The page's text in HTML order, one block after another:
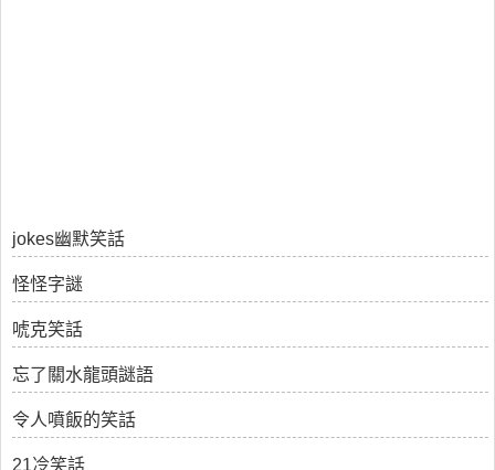
jokes幽默笑話
怪怪字謎
唬克笑話
忘了關水龍頭謎語
令人噴飯的笑話
21冷笑話